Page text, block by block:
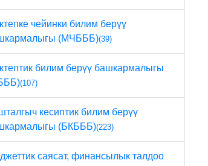
чейинки билим берүү
(МЧБББ)(39)
билим берүү башкармалыгы
(107)
кесиптик билим берүү
(БКБББ)(223)
саясат, финансылык талдоо